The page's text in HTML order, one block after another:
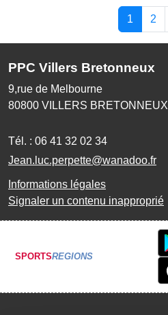
1 2
PPC Villers Bretonneux
9,rue de Melbourne
80800 VILLERS BRETONNEUX
Tél. : 06 41 32 02 34
Jean.luc.perpette@wanadoo.fr
Informations légales
Signaler un contenu inapproprié
SPORTSREGIONS